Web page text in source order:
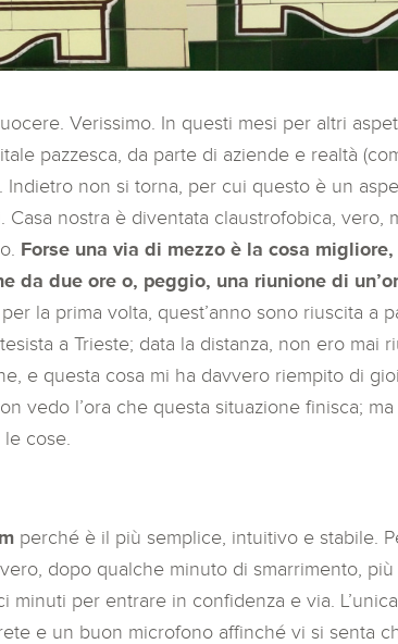
Verissimo. In questi mesi per altri
pazzesca, da parte di aziende e realtà
non si torna, per cui questo è un
nostra è diventata claustrofobica, vero,
Forse una via di mezzo è la cosa
da due ore o, peggio, una riunione di
la prima volta, quest’anno sono riuscita a
a Trieste; data la distanza, non ero mai
e questa cosa mi ha davvero riempito di
vedo l’ora che questa situazione finisca;
cose.
perché è il più semplice, intuitivo e stabile.
dopo qualche minuto di smarrimento,
minuti per entrare in confidenza e via.
e un buon microfono affinché vi si senta